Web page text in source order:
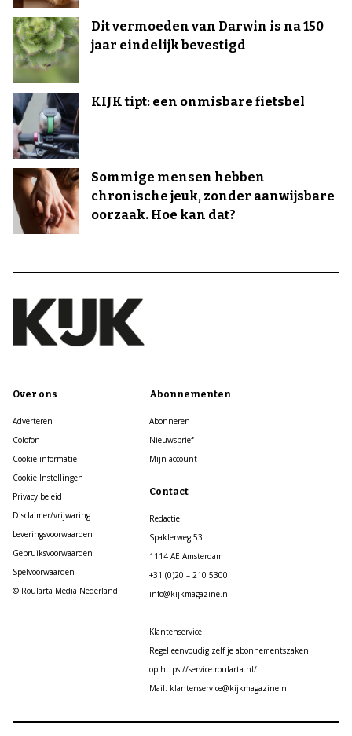
Dit vermoeden van Darwin is na 150
jaar eindelijk bevestigd
KIJK tipt: een onmisbare fietsbel
Sommige mensen hebben
chronische jeuk, zonder aanwijsbare
oorzaak. Hoe kan dat?
Over ons
Adverteren
Colofon
Cookie informatie
Cookie Instellingen
Privacy beleid
Disclaimer/vrijwaring
Leveringsvoorwaarden
Gebruiksvoorwaarden
Spelvoorwaarden
© Roularta Media Nederland
Abonnementen
Abonneren
Nieuwsbrief
Mijn account
Contact
Redactie
Spaklerweg 53
1114 AE Amsterdam
+31 (0)20 – 210 5300
info@kijkmagazine.nl
Klantenservice
Regel eenvoudig zelf je abonnementszaken
op https://service.roularta.nl/
Mail: klantenservice@kijkmagazine.nl